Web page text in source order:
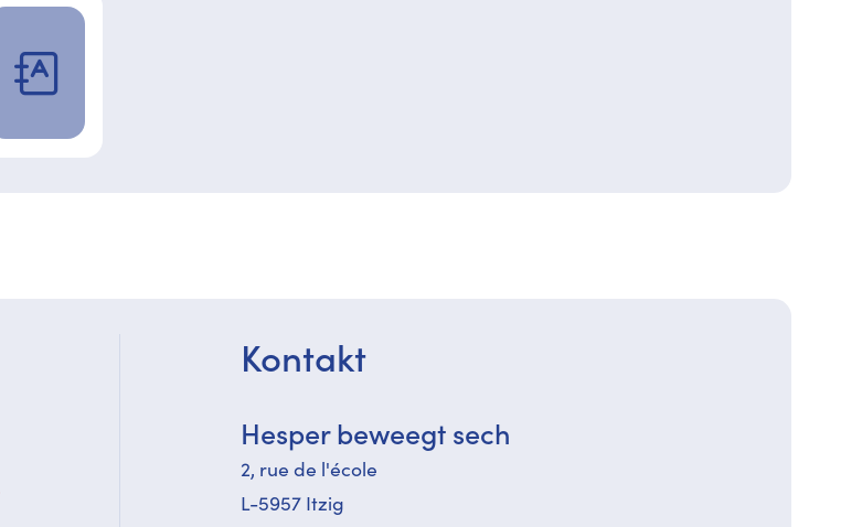
Kontakt
Hesper beweegt sech
2, rue de l'école
L-5957 Itzig